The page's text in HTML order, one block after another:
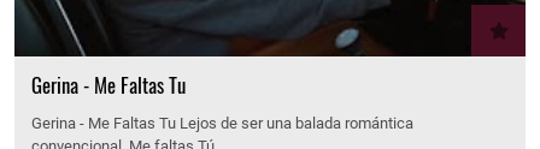
Gerina - Me Faltas Tu
Gerina - Me Faltas Tu Lejos de ser una balada romántica